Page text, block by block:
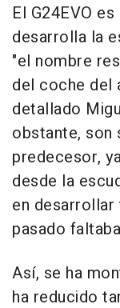
El G24EVO
desarrolla la
"el nombre
del coche del
detallado
obstante, son
predecesor,
desde la
en
pasado
Así, se ha
ha reducido